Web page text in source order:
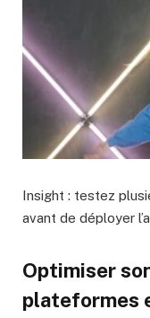
Insight : testez
avant de déployer
Optimiser
plateformes